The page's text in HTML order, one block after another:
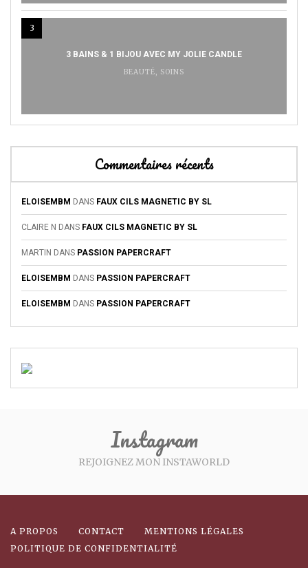
3
3 BAINS & 1 BIJOU AVEC MY JOLIE CANDLE
BEAUTÉ, SOINS
Commentaires récents
ELOISEMBM DANS FAUX CILS MAGNETIC BY SL
CLAIRE N DANS FAUX CILS MAGNETIC BY SL
MARTIN DANS PASSION PAPERCRAFT
ELOISEMBM DANS PASSION PAPERCRAFT
ELOISEMBM DANS PASSION PAPERCRAFT
Instagram
REJOIGNEZ MON INSTAWORLD
A PROPOS CONTACT
MENTIONS LÉGALES
POLITIQUE DE CONFIDENTIALITÉ